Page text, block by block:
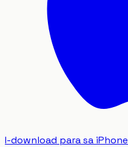
I-download para sa iPhone